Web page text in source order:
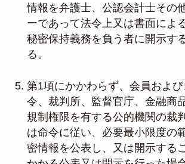
情報を弁護士、公認会計士その
ーであって法令上又は書面によ
秘密保持義務を負う者に開示す
る。
第1項にかかわらず、会員およ
令、裁判所、監督官庁、金融商
規制権限を有する公的機関の裁
は命令に従い、必要最小限度の
密情報を公表し、又は開示する